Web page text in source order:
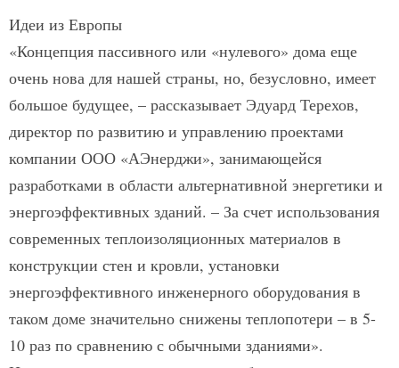
Идеи из Европы
«Концепция пассивного или «нулевого» дома еще
очень нова для нашей страны, но, безусловно, имеет
большое будущее, – рассказывает Эдуард Терехов,
директор по развитию и управлению проектами
компании ООО «АЭнерджи», занимающейся
разработками в области альтернативной энергетики и
энергоэффективных зданий. – За счет использования
современных теплоизоляционных материалов в
конструкции стен и кровли, установки
энергоэффективного инженерного оборудования в
таком доме значительно снижены теплопотери – в 5-
10 раз по сравнению с обычными зданиями».